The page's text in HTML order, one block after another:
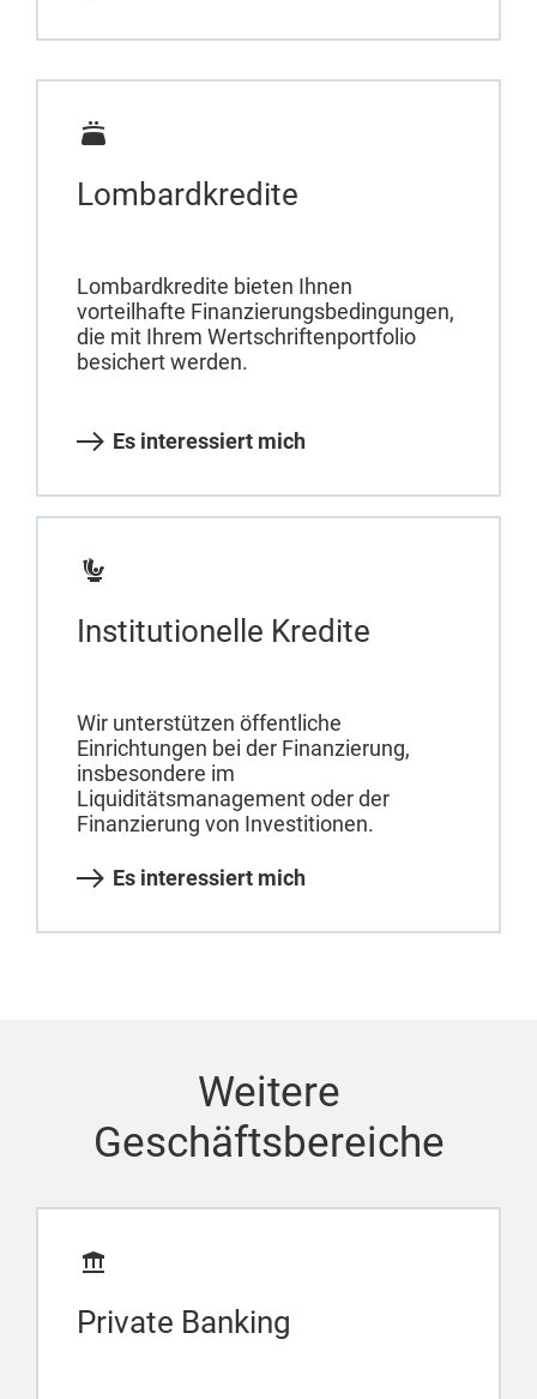
Lombardkredite
Lombardkredite bieten Ihnen
vorteilhafte Finanzierungsbedingungen,
die mit Ihrem Wertschriftenportfolio
besichert werden.
Es interessiert mich
Institutionelle Kredite
Wir unterstützen öffentliche
Einrichtungen bei der Finanzierung,
insbesondere im
Liquiditätsmanagement oder der
Finanzierung von Investitionen.
Es interessiert mich
Weitere
Geschäftsbereiche
Private Banking